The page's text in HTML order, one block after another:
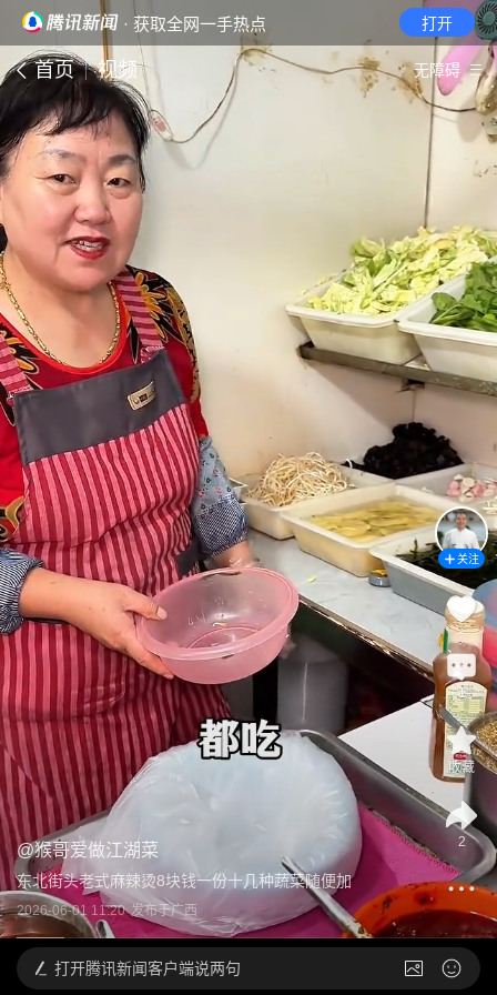
· 获取全网一手热点 打开
首页 视频 无障碍
@猴哥爱做江湖菜
东北街头老式麻辣烫8块钱一份十几种蔬菜随便加
2026-06-01 11:20 发布于广西
关注
1
收藏
2
打开腾讯新闻客户端说两句